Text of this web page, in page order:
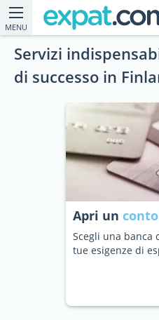
MENU
Servizi
di successo in
Apri un
Scegli una banca
tue esigenze di